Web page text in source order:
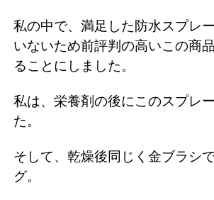
私の中で、満足した防水スプレ
いないため前評判の高いこの商
ることにしました。
私は、栄養剤の後にこのスプレ
た。
そして、乾燥後同じく金ブラシ
グ。